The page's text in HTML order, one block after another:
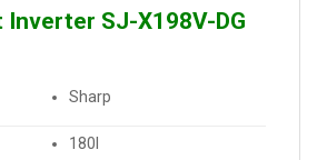
Inverter SJ-X198V-DG
Sharp
180l